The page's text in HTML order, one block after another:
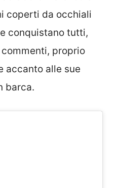
coperti da occhiali
conquistano tutti,
proprio
accanto alle sue
barca.